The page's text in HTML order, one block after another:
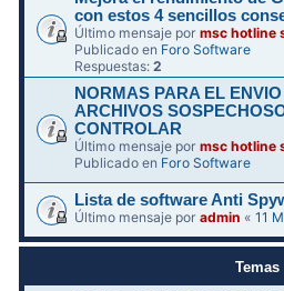
con estos 4 sencillos
Último mensaje pormsc hotline
Publicado en Foro Software
Respuestas:2
NORMAS PARA EL
ARCHIVOS
CONTROLAR
Último mensaje pormsc hotline
Publicado en Foro Software
Lista de software Anti
Último mensaje poradmin «11
Temas